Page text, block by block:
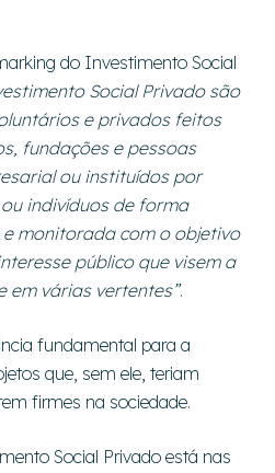
do Investimento Social
Social Privado são
e privados feitos
fundações e pessoas
ou instituídos por
indivíduos de forma
monitorada com o objetivo
público que visem a
em várias vertentes”.
fundamental para a
que, sem ele, teriam
firmes na sociedade.
Social Privado está nas